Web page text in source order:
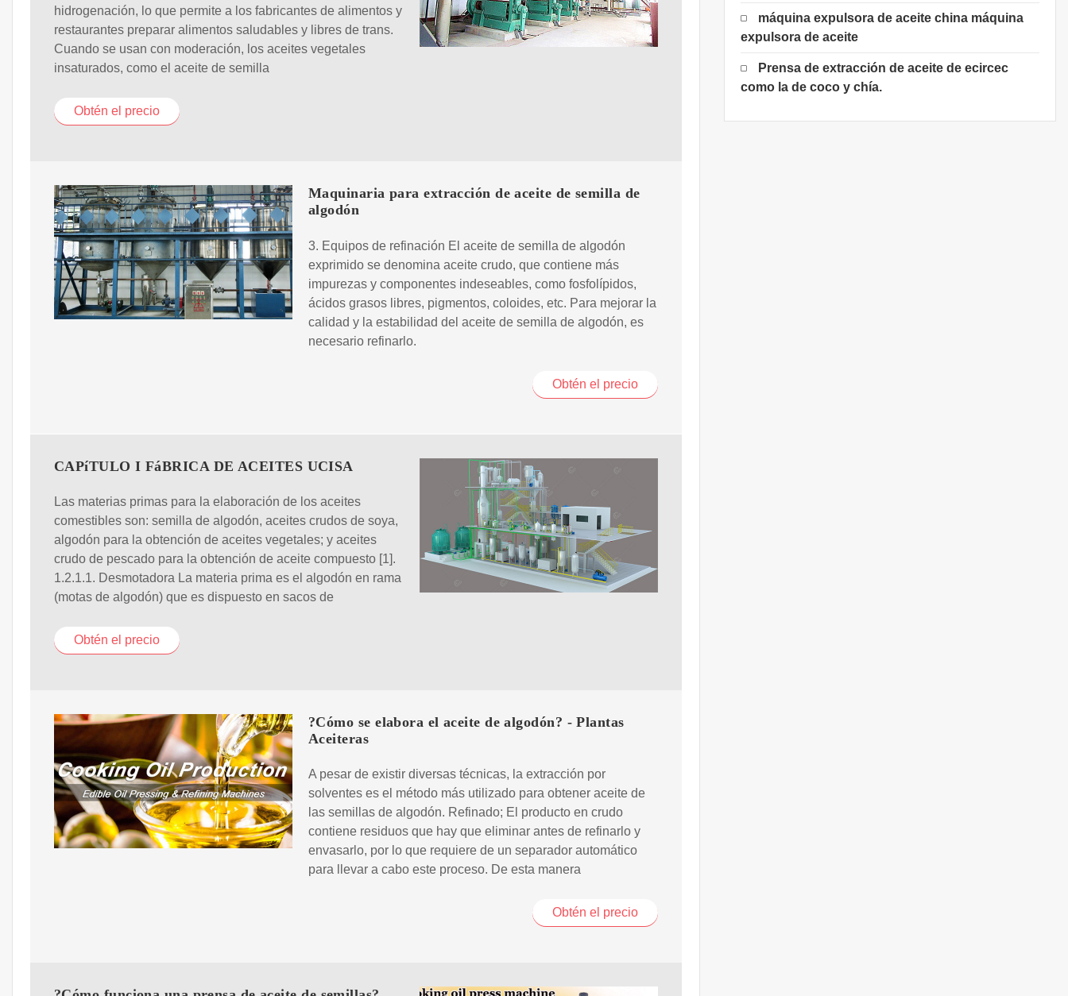
hidrogenación, lo que permite a los fabricantes de alimentos y
restaurantes preparar alimentos saludables y libres de trans.
Cuando se usan con moderación, los aceites vegetales
insaturados, como el aceite de semilla
Obtén el precio
Maquinaria para extracción de aceite de semilla de
algodón
3. Equipos de refinación El aceite de semilla de algodón
exprimido se denomina aceite crudo, que contiene más
impurezas y componentes indeseables, como fosfolípidos,
ácidos grasos libres, pigmentos, coloides, etc. Para mejorar la
calidad y la estabilidad del aceite de semilla de algodón, es
necesario refinarlo.
Obtén el precio
CAPíTULO I FáBRICA DE ACEITES UCISA
Las materias primas para la elaboración de los aceites
comestibles son: semilla de algodón, aceites crudos de soya,
algodón para la obtención de aceites vegetales; y aceites
crudo de pescado para la obtención de aceite compuesto [1].
1.2.1.1. Desmotadora La materia prima es el algodón en rama
(motas de algodón) que es dispuesto en sacos de
Obtén el precio
?Cómo se elabora el aceite de algodón? - Plantas
Aceiteras
A pesar de existir diversas técnicas, la extracción por
solventes es el método más utilizado para obtener aceite de
las semillas de algodón. Refinado; El producto en crudo
contiene residuos que hay que eliminar antes de refinarlo y
envasarlo, por lo que requiere de un separador automático
para llevar a cabo este proceso. De esta manera
Obtén el precio
máquina expulsora de aceite china máquina
expulsora de aceite
Prensa de extracción de aceite de ecircec
como la de coco y chía.